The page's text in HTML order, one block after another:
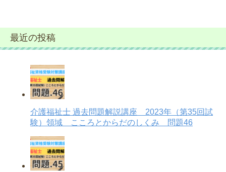
最近の投稿
介護福祉士 過去問題解説講座 2023年（第35回試
験）領域 こころとからだのしくみ 問題46